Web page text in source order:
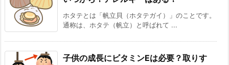
ホタテとは「帆立貝（ホタテガイ）」のことです。
通称は、ホタテ（帆立）と呼ばれて ...
子供の成長にビタミンEは必要？取りす